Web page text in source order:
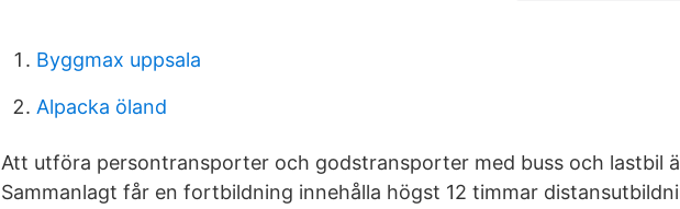
Byggmax uppsala
Alpacka öland
Att utföra persontransporter och godstransporter med buss och lastbil
Sammanlagt får en fortbildning innehålla högst 12 timmar